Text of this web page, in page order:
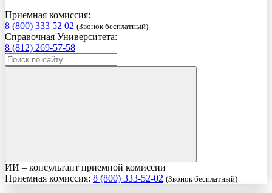
Приемная комиссия:
8 (800) 333 52 02 (Звонок бесплатный)
Справочная Университета:
8 (812) 269-57-58
ИИ – консультант приемной комиссии
Приемная комиссия: 8 (800) 333-52-02 (Звонок бесплатный)